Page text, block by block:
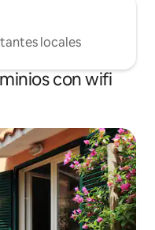
locales
con wifi